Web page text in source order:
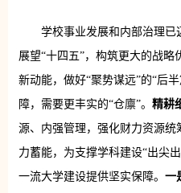
学校事业发展和内部治理已
展望“十四五”，构筑更大的战略
新动能，做好“聚势谋远”的“后
障，需要更丰实的“仓廪”。 精耕
源、内强管理，强化财力资源统
力蓄能，为支撑学科建设“出尖
一流大学建设提供坚实保障。 一